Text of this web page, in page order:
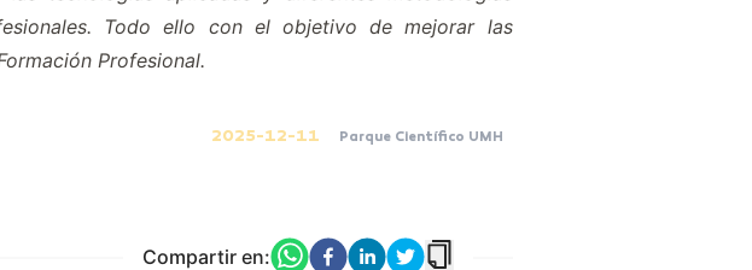
Todo ello con el objetivo de mejorar las
Profesional.
2025-12-11 Parque Científico UMH
Compartir en: